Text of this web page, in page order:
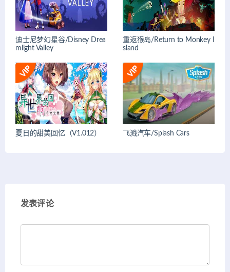
迪士尼梦幻星谷/Disney Drea
mlight Valley
重返猴岛/Return to Monkey I
sland
夏日的甜美回忆（V1.012） 飞溅汽车/Splash Cars
发表评论